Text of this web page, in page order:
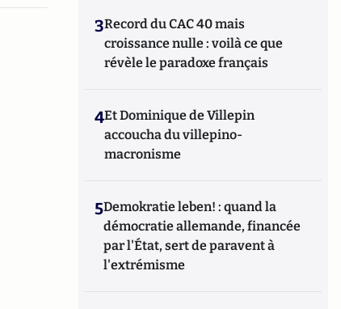
3Record du CAC 40 mais
croissance nulle : voilà ce que
révèle le paradoxe français
4Et Dominique de Villepin
accoucha du villepino-
macronisme
5Demokratie leben! : quand la
démocratie allemande, financée
par l'État, sert de paravent à
l'extrémisme